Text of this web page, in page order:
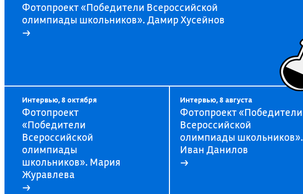
Фотопроект «Победители Всероссийской
олимпиады школьников». Дамир Хусейнов
→
Интервью, 8 октября
Фотопроект
«Победители
Всероссийской
олимпиады
школьников». Мария
Журавлева
→
Интервью, 8 августа
Фотопроект «Победители
Всероссийской
олимпиады школьников».
Иван Данилов
→